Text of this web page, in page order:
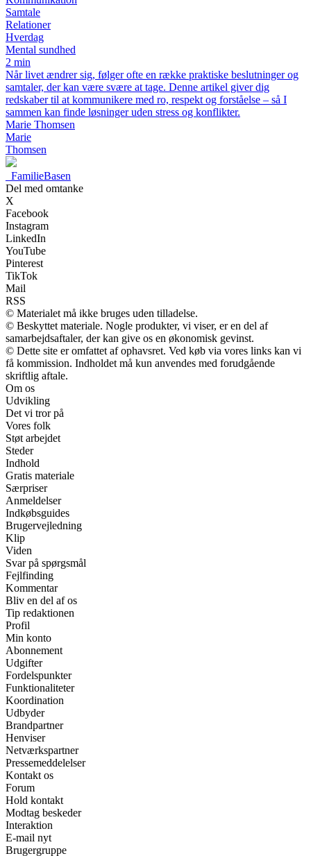
Samtale
Relationer
Hverdag
Mental sundhed
2 min
Når livet ændrer sig, følger ofte en række praktiske beslutninger og
samtaler, der kan være svære at tage. Denne artikel giver dig
redskaber til at kommunikere med ro, respekt og forståelse – så I
sammen kan finde løsninger uden stress og konflikter.
Marie Thomsen
Marie
Thomsen
FamilieBasen
Del med omtanke
X
Facebook
Instagram
LinkedIn
YouTube
Pinterest
TikTok
Mail
RSS
© Materialet må ikke bruges uden tilladelse.
© Beskyttet materiale. Nogle produkter, vi viser, er en del af
samarbejdsaftaler, der kan give os en økonomisk gevinst.
© Dette site er omfattet af ophavsret. Ved køb via vores links kan vi
få kommission. Indholdet må kun anvendes med forudgående
skriftlig aftale.
Om os
Udvikling
Det vi tror på
Vores folk
Støt arbejdet
Steder
Indhold
Gratis materiale
Særpriser
Anmeldelser
Indkøbsguides
Brugervejledning
Klip
Viden
Svar på spørgsmål
Fejlfinding
Kommentar
Bliv en del af os
Tip redaktionen
Profil
Min konto
Abonnement
Udgifter
Fordelspunkter
Funktionaliteter
Koordination
Udbyder
Brandpartner
Henviser
Netværkspartner
Pressemeddelelser
Kontakt os
Forum
Hold kontakt
Modtag beskeder
Interaktion
E-mail nyt
Brugergruppe